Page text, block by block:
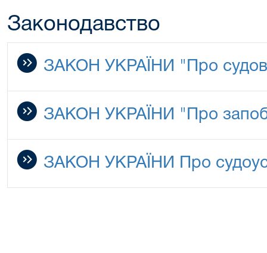
Законодавство
ЗАКОН УКРАЇНИ "Про
ЗАКОН УКРАЇНИ "Про
ЗАКОН УКРАЇНИ Про